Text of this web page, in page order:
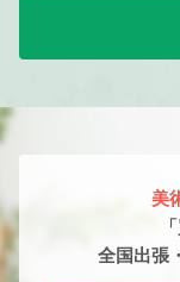
美
全国出張